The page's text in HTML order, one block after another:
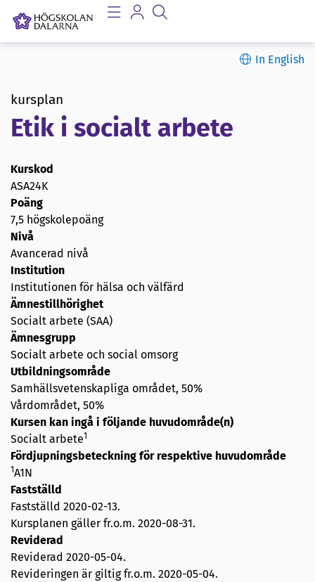
In English
kursplan
Etik i socialt arbete
Kurskod
ASA24K
Poäng
7,5 högskolepoäng
Nivå
Avancerad nivå
Institution
Institutionen för hälsa och välfärd
Ämnestillhörighet
Socialt arbete (SAA)
Ämnesgrupp
Socialt arbete och social omsorg
Utbildningsområde
Samhällsvetenskapliga området, 50%
Vårdområdet, 50%
Kursen kan ingå i följande huvudområde(n)
Socialt arbete1
Fördjupningsbeteckning för respektive huvudområde
1A1N
Fastställd
Fastställd 2020-02-13.
Kursplanen gäller fr.o.m. 2020-08-31.
Reviderad
Reviderad 2020-05-04.
Revideringen är giltig fr.o.m. 2020-05-04.